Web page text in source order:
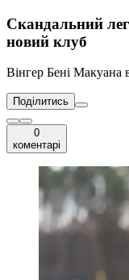
Скандальний
новий клуб
Вінгер Бені Макуана
Поділитись
0
коментарі